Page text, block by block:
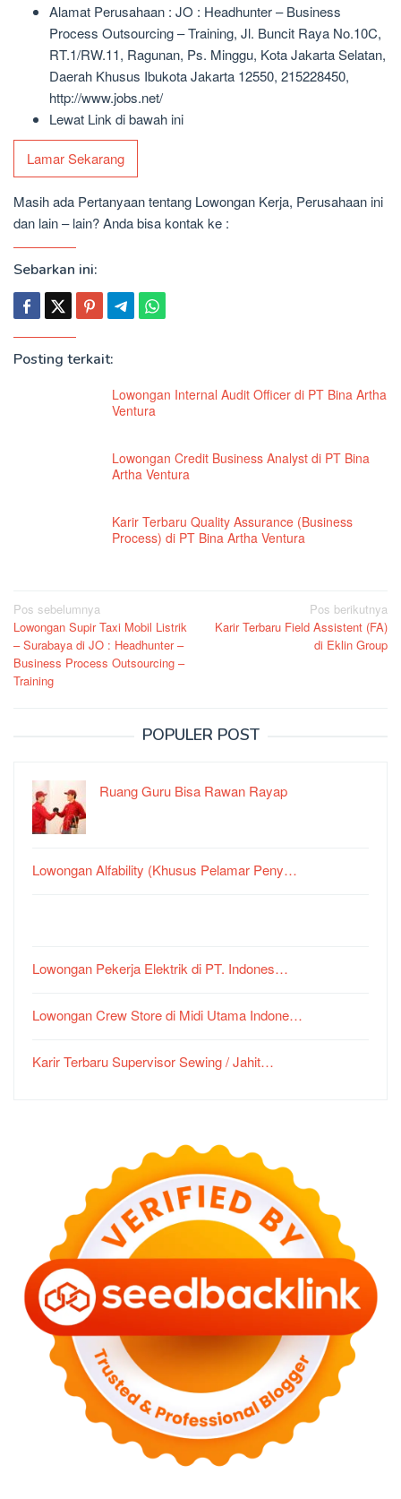
Alamat Perusahaan : JO : Headhunter – Business
Process Outsourcing – Training, Jl. Buncit Raya No.10C,
RT.1/RW.11, Ragunan, Ps. Minggu, Kota Jakarta Selatan,
Daerah Khusus Ibukota Jakarta 12550, 215228450,
http://www.jobs.net/
Lewat Link di bawah ini
Lamar Sekarang
Masih ada Pertanyaan tentang Lowongan Kerja, Perusahaan ini
dan lain – lain? Anda bisa kontak ke :
Sebarkan ini:
Posting terkait:
Lowongan Internal Audit Officer di PT Bina Artha
Ventura
Lowongan Credit Business Analyst di PT Bina
Artha Ventura
Karir Terbaru Quality Assurance (Business
Process) di PT Bina Artha Ventura
Navigasi
pos
Pos sebelumnya
Lowongan Supir Taxi Mobil Listrik
– Surabaya di JO : Headhunter –
Business Process Outsourcing –
Training
Pos berikutnya
Karir Terbaru Field Assistent (FA)
di Eklin Group
POPULER POST
Ruang Guru Bisa Rawan Rayap
Lowongan Alfability (Khusus Pelamar Peny…
Lowongan Pekerja Elektrik di PT. Indones…
Lowongan Crew Store di Midi Utama Indone…
Karir Terbaru Supervisor Sewing / Jahit…